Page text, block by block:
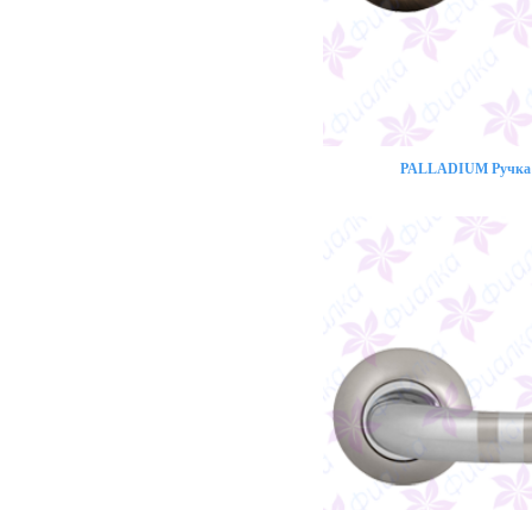
PALLADIUM Ручка